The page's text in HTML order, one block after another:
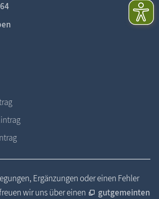
Ergänzungen oder einen Fehler
wir uns über einen
gutgemeinten